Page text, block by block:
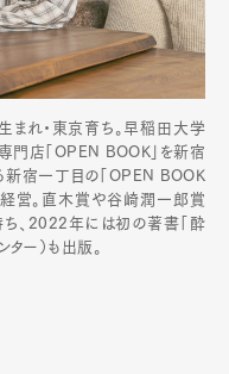
まれ・東京育ち。早稲田大学
門店「OPEN BOOK」を新宿
新宿一丁目の「OPEN BOOK
経営。直木賞や谷崎潤一郎賞
、2022年には初の著書「酔
ー）も出版。